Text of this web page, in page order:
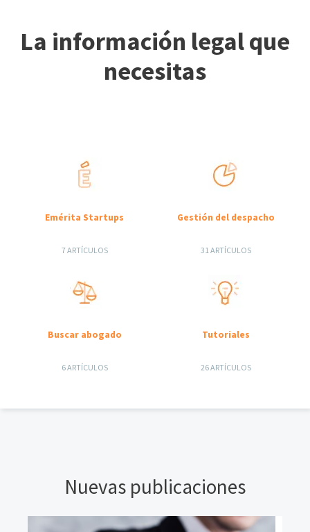
La información legal que
necesitas
Emérita Startups
7 ARTÍCULOS
Gestión del despacho
31 ARTÍCULOS
Buscar abogado
6 ARTÍCULOS
Tutoriales
26 ARTÍCULOS
Nuevas publicaciones